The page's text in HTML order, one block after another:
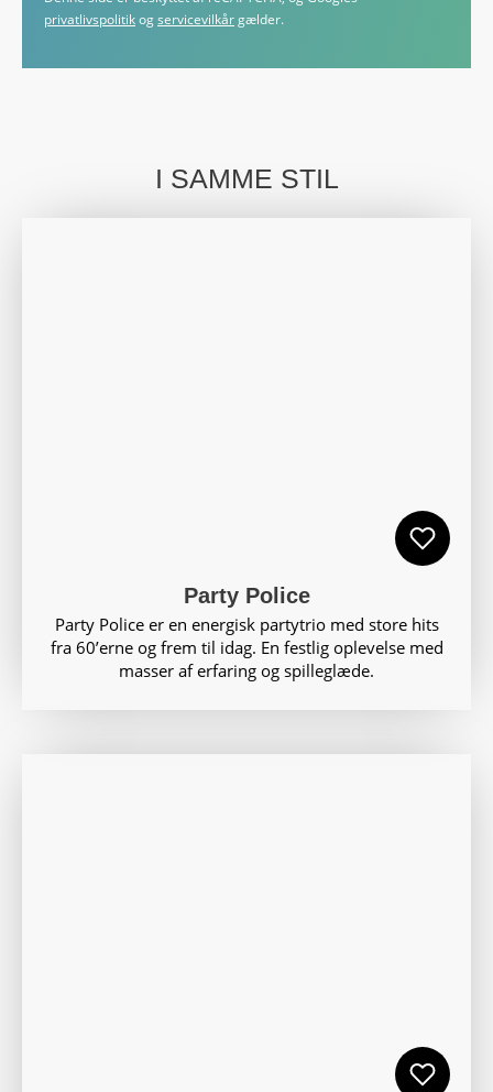
privatlivspolitik og servicevilkår gælder.
I SAMME STIL
Party Police
Party Police er en energisk partytrio med store hits
fra 60’erne og frem til idag. En festlig oplevelse med
masser af erfaring og spilleglæde.